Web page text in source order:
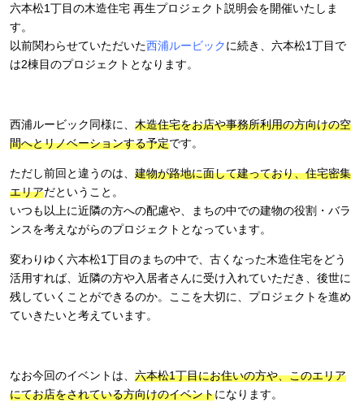
六本松1丁目の木造住宅 再生プロジェクト説明会を開催いたしま
す。
以前関わらせていただいた西浦ルービックに続き、六本松1丁目で
は2棟目のプロジェクトとなります。
西浦ルービック同様に、 木造住宅をお店や事務所利用の方向けの空
間へとリノベーションする予定です。
ただし前回と違うのは、 建物が路地に面して建っており、住宅密集
エリアだということ。
いつも以上に近隣の方への配慮や、まちの中での建物の役割・バラ
ンスを考えながらのプロジェクトとなっています。
変わりゆく六本松1丁目のまちの中で、古くなった木造住宅をどう
活用すれば、近隣の方や入居者さんに受け入れていただき、後世に
残していくことができるのか。ここを大切に、プロジェクトを進め
ていきたいと考えています。
なお今回のイベントは、 六本松1丁目にお住いの方や、このエリア
にてお店をされている方向けのイベントになります。